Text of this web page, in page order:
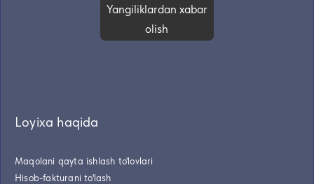
Yangiliklardan xabar
olish
Loyixa haqida
Maqolani qayta ishlash to'lovlari
Hisob-fakturani to'lash